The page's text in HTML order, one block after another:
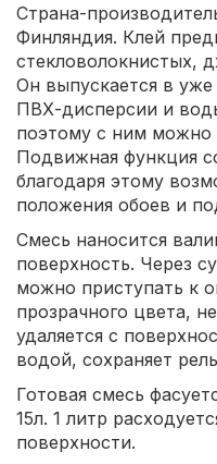
Страна-
Финляндия. Клей
стекловолокнистых,
Он выпускается в
ПВХ-дисперсии и
поэтому с ним можно
Подвижная функция
благодаря этому
положения обоев и
Смесь наносится
поверхность. Через
можно приступать к
прозрачного цвета,
удаляется с
водой, сохраняет
Готовая смесь
15л. 1 литр
поверхности.